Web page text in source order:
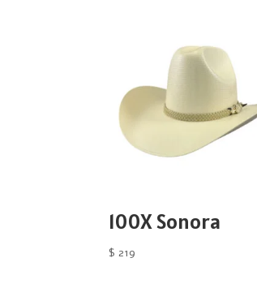
100X Sonora
$ 219